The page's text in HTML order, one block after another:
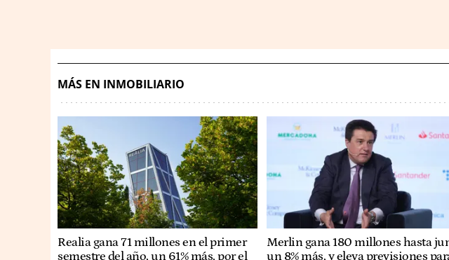
MÁS EN INMOBILIARIO
Realia gana 71 millones en el primer
semestre del año, un 61% más, por el
Merlin gana 180 millones hasta
un 8% más, y eleva previsiones